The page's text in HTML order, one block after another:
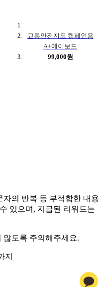
교통안전지도 캠페인용
A+에이보드
99,000원
의 반복 등 부적합한 내용
있으며, 지급된 리워드는
않도록 주의해주세요.
지